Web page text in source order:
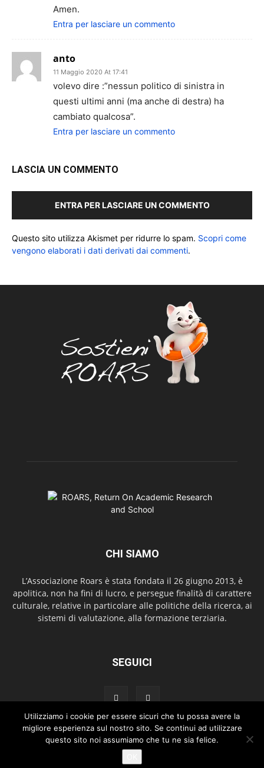
Amen.
Entra per lasciare un commento
anto
11 Maggio 2020 At 17:41
volevo dire :”nessun politico di sinistra in
questi ultimi anni (ma anche di destra) ha
cambiato qualcosa”.
Entra per lasciare un commento
LASCIA UN COMMENTO
ENTRA PER LASCIARE UN COMMENTO
Questo sito utilizza Akismet per ridurre lo spam. Scopri come
vengono elaborati i dati derivati dai commenti.
CHI SIAMO
L’Associazione Roars è stata fondata il 26 giugno 2013, è
apolitica, non ha fini di lucro, e persegue finalità di carattere
culturale, relative in particolare alle politiche della ricerca, ai
sistemi di valutazione, alla formazione terziaria.
SEGUICI
Home Chi siamo Copyright Newsletter Roars Review
Copyright 2026 © ROARS. All Rights Reserved.
Utilizziamo i cookie per essere sicuri che tu possa avere la
migliore esperienza sul nostro sito. Se continui ad utilizzare
questo sito noi assumiamo che tu ne sia felice.